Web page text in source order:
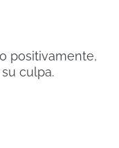
positivamente,
culpa.